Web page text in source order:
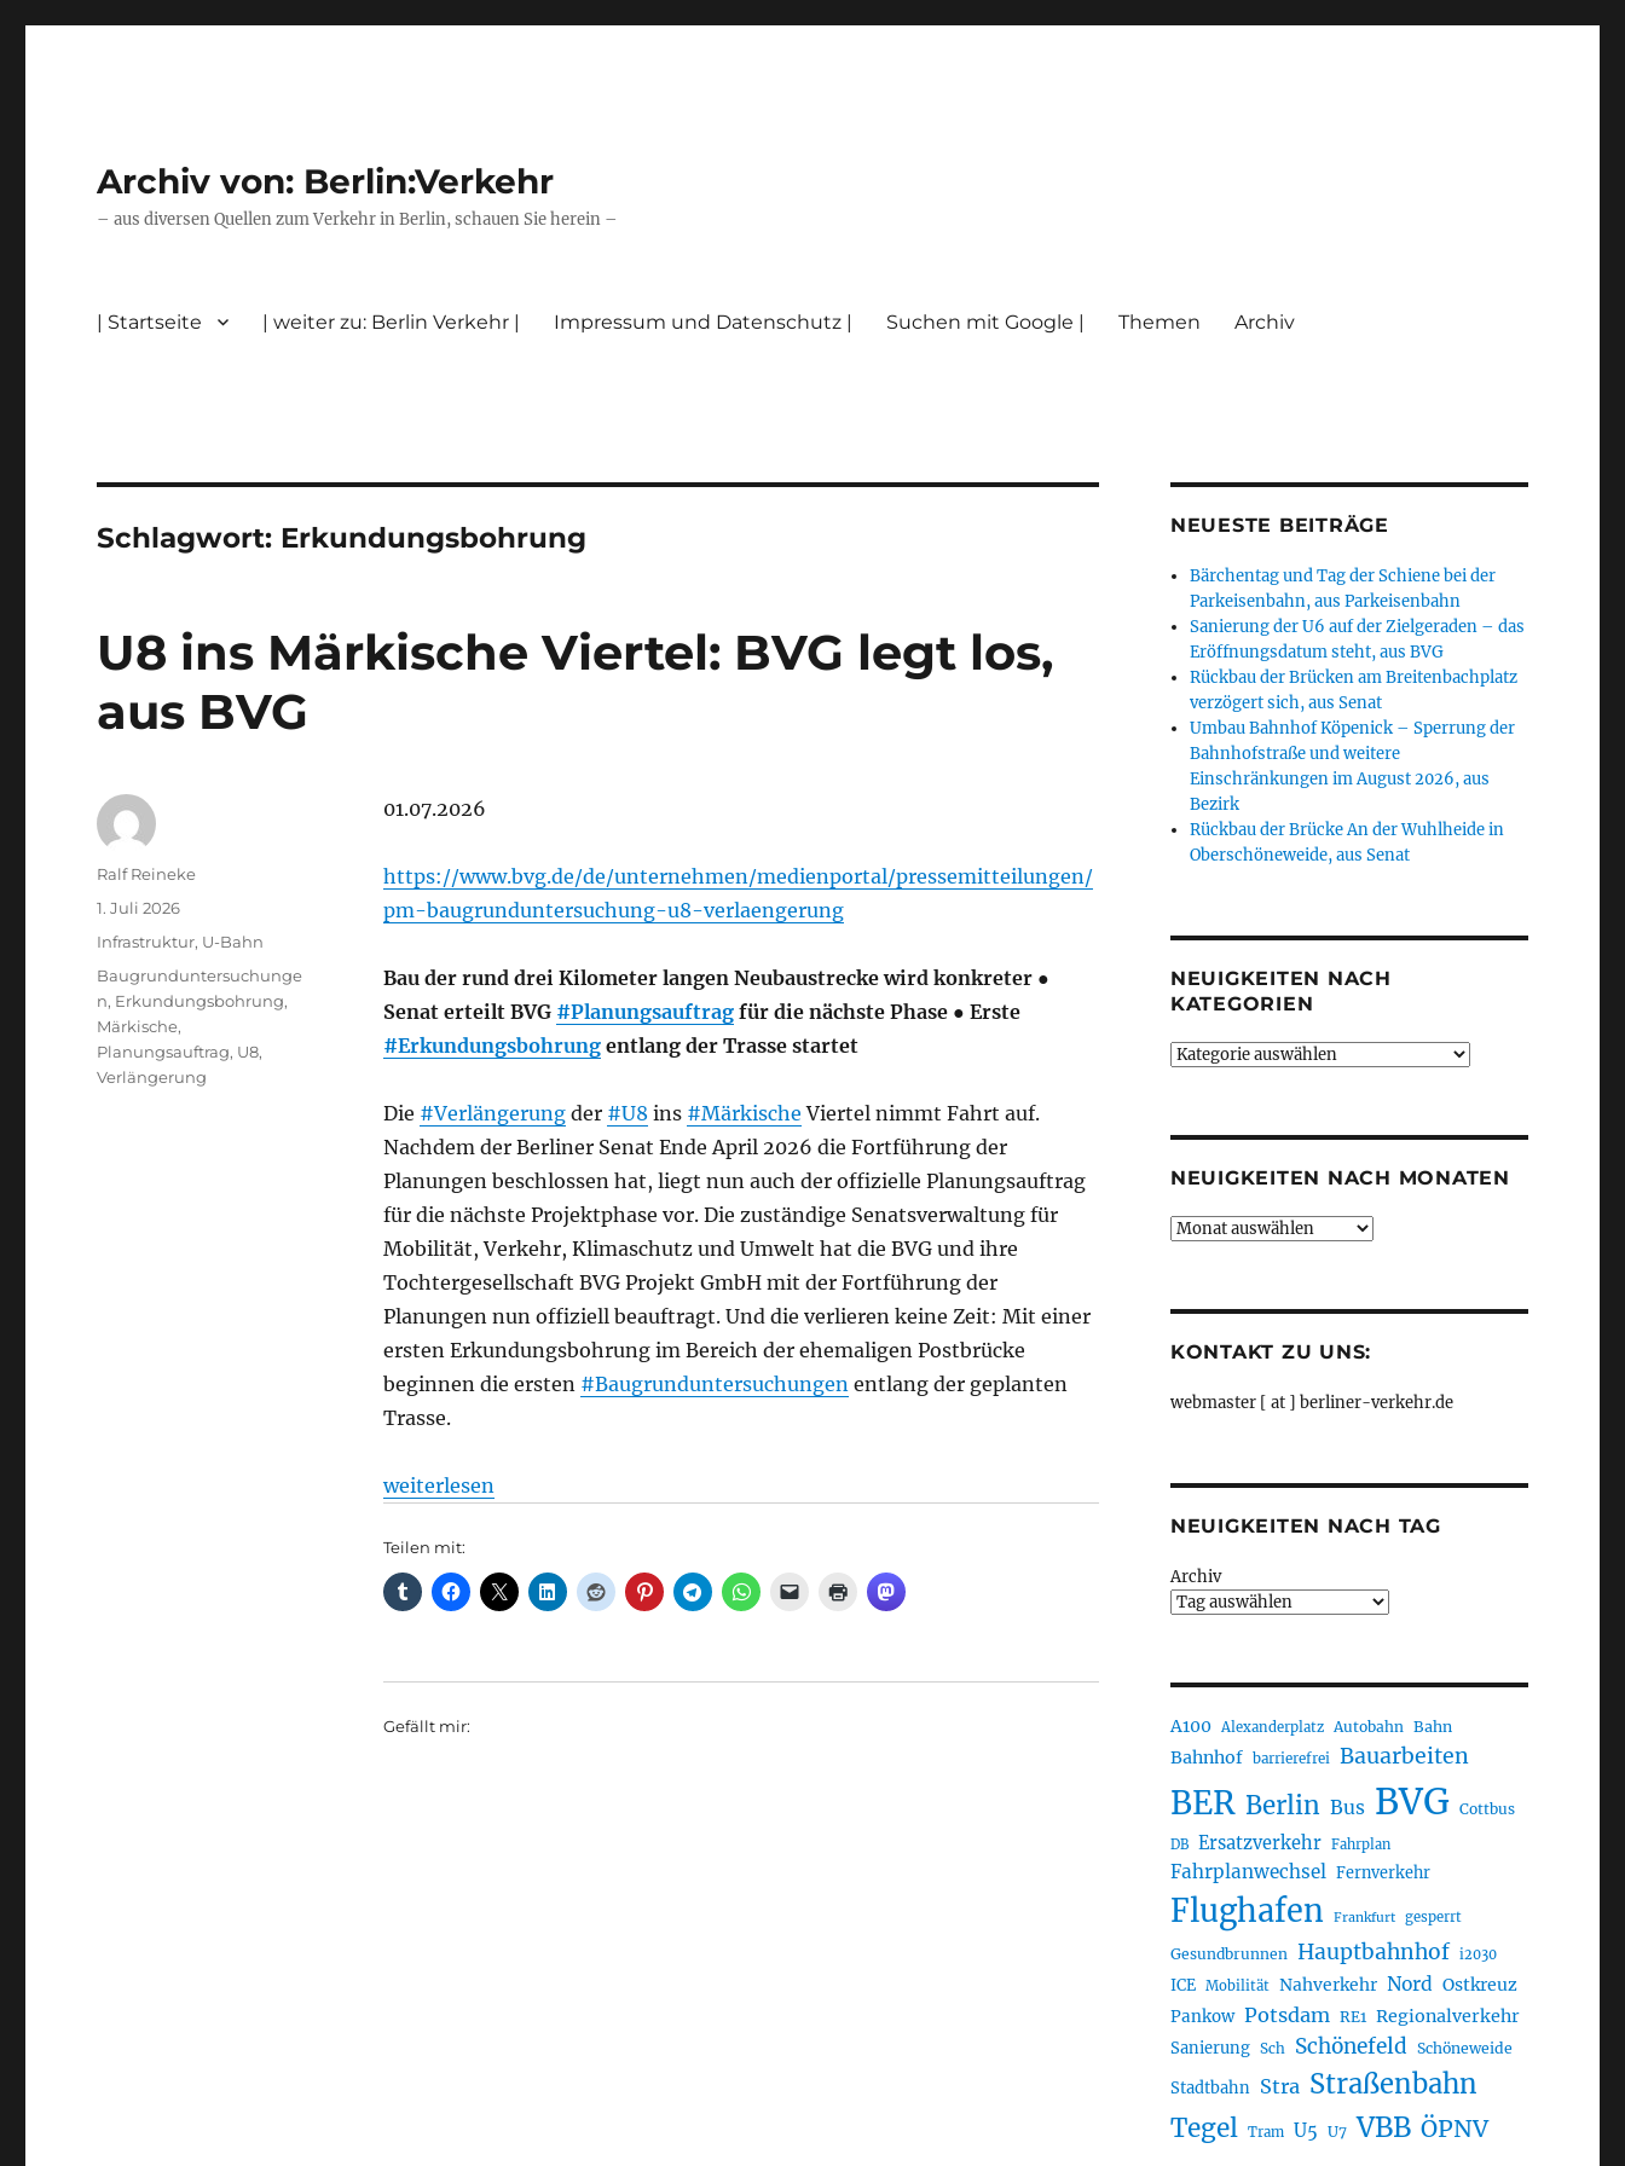
Archiv von: Berlin:Verkehr
– aus diversen Quellen zum Verkehr in Berlin, schauen Sie herein –
| Startseite | weiter zu: Berlin Verkehr | Impressum und Datenschutz | Suchen mit Google | Themen Archiv
Schlagwort: Erkundungsbohrung
U8 ins Märkische Viertel: BVG legt los,
aus BVG
01.07.2026
https://www.bvg.de/de/unternehmen/medienportal/pressemitteilungen/
pm-baugrunduntersuchung-u8-verlaengerung
Bau der rund drei Kilometer langen Neubaustrecke wird konkreter ●
Senat erteilt BVG #Planungsauftragfür die nächste Phase ● Erste
#Erkundungsbohrungentlang der Trasse startet
Die #Verlängerungder #U8 ins #Märkische Viertel nimmt Fahrt auf.
Nachdem der Berliner Senat Ende April 2026 die Fortführung der
Planungen beschlossen hat, liegt nun auch der offizielle Planungsauftrag
für die nächste Projektphase vor. Die zuständige Senatsverwaltung für
Mobilität, Verkehr, Klimaschutz und Umwelt hat die BVG und ihre
Tochtergesellschaft BVG Projekt GmbH mit der Fortführung der
Planungen nun offiziell beauftragt. Und die verlieren keine Zeit: Mit einer
ersten Erkundungsbohrung im Bereich der ehemaligen Postbrücke
beginnen die ersten #Baugrunduntersuchungenentlang der geplanten
Trasse.
„U8 ins Märkische Viertel: BVG legt los, aus BVG“
weiterlesen
Teilen mit:
Gefällt mir:
Autor
Ralf Reineke
Veröffentlicht
am
1. Juli 2026
Kategorien
Infrastruktur, U-Bahn
Schlagwörter
Baugrunduntersuchunge
n, Erkundungsbohrung,
Märkische,
Planungsauftrag, U8,
Verlängerung
NEUESTE BEITRÄGE
Bärchentag und Tag der Schiene bei der
Parkeisenbahn, aus Parkeisenbahn
Sanierung der U6 auf der Zielgeraden – das
Eröffnungsdatum steht, aus BVG
Rückbau der Brücken am Breitenbachplatz
verzögert sich, aus Senat
Umbau Bahnhof Köpenick – Sperrung der
Bahnhofstraße und weitere
Einschränkungen im August 2026, aus
Bezirk
Rückbau der Brücke An der Wuhlheide in
Oberschöneweide, aus Senat
NEUIGKEITEN NACH
KATEGORIEN
Neuigkeiten
NEUIGKEITEN NACH MONATEN
Neuigkeiten
KONTAKT ZU UNS:
webmaster [ at ] berliner-verkehr.de
NEUIGKEITEN NACH TAG
Archiv
A100 Alexanderplatz Autobahn Bahn
Bahnhof barrierefrei Bauarbeiten
BER Berlin Bus BVG Cottbus
DB Ersatzverkehr Fahrplan
Fahrplanwechsel Fernverkehr
Flughafen Frankfurt gesperrt
Gesundbrunnen Hauptbahnhof i2030
ICE Mobilität Nahverkehr Nord Ostkreuz
Pankow Potsdam RE1 Regionalverkehr
Sanierung Sch Schönefeld Schöneweide
Stadtbahn Stra Straßenbahn
Tegel Tram U5 U7 VBB ÖPNV